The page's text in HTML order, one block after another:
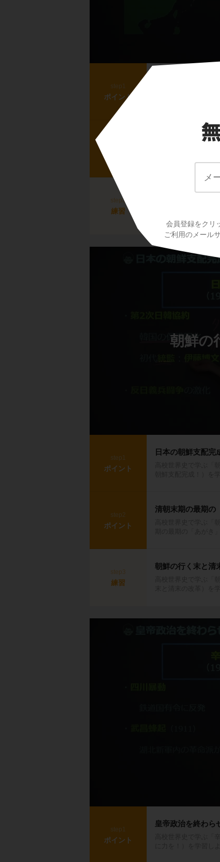
会員登録をクリ
ご利用のメール
step1
ポイント
高校世界史で学ぶ「
（外国勢力は出てい
日本とロシアの
step3
練習
中国をめぐる日
高校世界史で学ぶ「
朝鮮の
step1
ポイント
日本の朝鮮支配完
step2
ポイント
清朝末期の最期の
step3
練習
朝鮮の行く末と清
step1
ポイント
皇帝政治を終わら